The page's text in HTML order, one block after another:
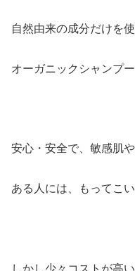
自然由来の成分だけを
オーガニックシャンプー
安心・安全で、敏感肌
ある人には、もってこ
しかし少々コストが高い